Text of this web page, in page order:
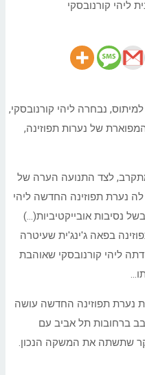
נבחרה ליהי קורנובסקי,
של נערות תפוזינה,
לצד התנועה הערה של
נערת תפוזינה החדשה ליהי
נסיבות אובייקטיביות(…)
בפאה ג'ינג'ית שעיטרה
ליהי קורנובסקי שאוהבת
נערת תפוזינה החדשה עושה
ברחובות תל אביב עם
שתשתה את המשקה הנכון.